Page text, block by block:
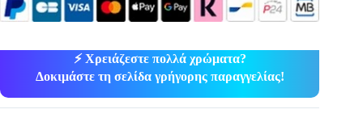
⚡ Χρειάζεστε πολλά χρώματα?
Δοκιμάστε τη σελίδα γρήγορης παραγγελίας!